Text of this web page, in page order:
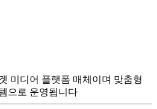
미디어 플랫폼 매체이며 맞춤형
으로 운영됩니다